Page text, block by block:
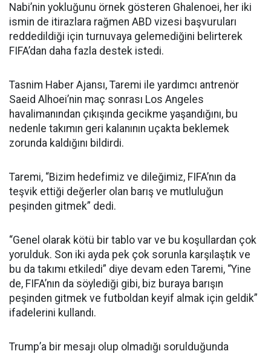
Nabi’nin yokluğunu örnek gösteren Ghalenoei, her iki
ismin de itirazlara rağmen ABD vizesi başvuruları
reddedildiği için turnuvaya gelemediğini belirterek
FIFA’dan daha fazla destek istedi.
Tasnim Haber Ajansı, Taremi ile yardımcı antrenör
Saeid Alhoei’nin maç sonrası Los Angeles
havalimanından çıkışında gecikme yaşandığını, bu
nedenle takımın geri kalanının uçakta beklemek
zorunda kaldığını bildirdi.
Taremi, “Bizim hedefimiz ve dileğimiz, FIFA’nın da
teşvik ettiği değerler olan barış ve mutluluğun
peşinden gitmek” dedi.
“Genel olarak kötü bir tablo var ve bu koşullardan çok
yorulduk. Son iki ayda pek çok sorunla karşılaştık ve
bu da takımı etkiledi” diye devam eden Taremi, “Yine
de, FIFA’nın da söylediği gibi, biz buraya barışın
peşinden gitmek ve futboldan keyif almak için geldik”
ifadelerini kullandı.
Trump’a bir mesajı olup olmadığı sorulduğunda